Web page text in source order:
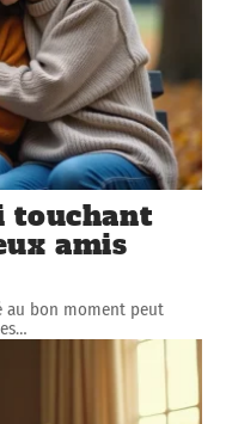
touchant
amis
au bon moment peut
…